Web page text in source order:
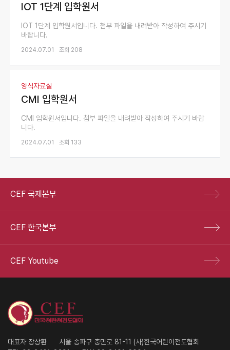
IOT 1단계 입학원서
IOT 1단계 입학원서입니다. 첨부 파일을 내려받아 작성하여 주시기
바랍니다.
2024.07.01 조회 208
양식자료실
CMI 입학원서
CMI 입학원서입니다. 첨부 파일을 내려받아 작성하여 주시기 바랍
니다.
2024.07.01 조회 133
CEF 국제본부
CEF 한국본부
CEF Youtube
대표자 장상환
서울 송파구 충민로 81-11 (사)한국어린이전도협회